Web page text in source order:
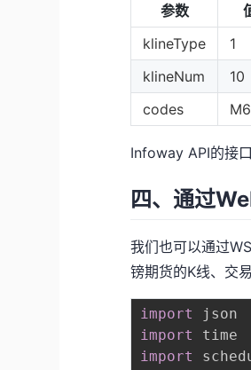
参数
klineType
1
klineNum
10
codes
Infoway API的接
四、通过
我们也可以通过
镑期货的K线、交
import
import
import